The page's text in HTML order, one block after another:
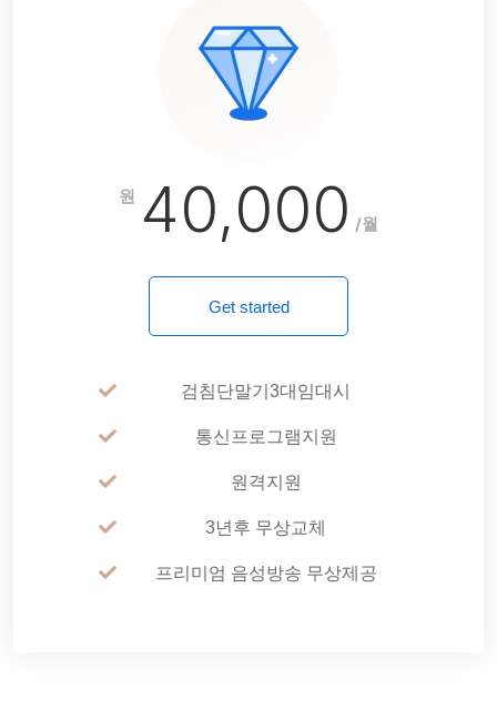
원 40,000 /월
Get started
검침단말기3대임대시
통신프로그램지원
원격지원
3년후 무상교체
프리미엄 음성방송 무상제공